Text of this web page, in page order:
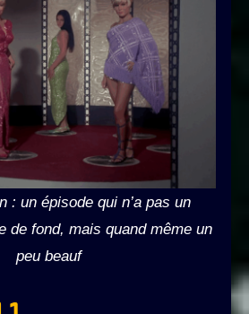
: un épisode qui n’a pas un
de fond, mais quand même un
peu beauf